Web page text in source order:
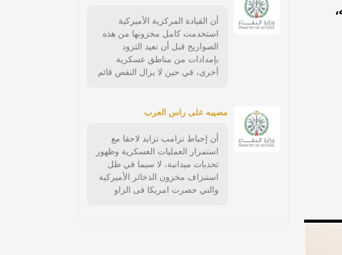
أن القيادة المركزية الأميركية
استخدمت كامل مخزونها من هذه
الصواريخ قبل أن تعيد التزود
بإمدادات من مناطق عسكرية
أخرى، في حين لا يزال النقص قائم
مصيبه على راس العرب
أن إحباط ترامب تزايد لاحقا مع
استمرار العمليات العسكرية وظهور
تحديات ميدانية، لا سيما في ظل
استنزاف مخزون الذخائر الأميركية
والتي حصرت امريكا فى الزاو